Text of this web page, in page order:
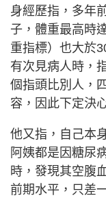
身經歷指，多年
子，體重最高時
重指標）也大於
有次見病人時，
個指頭比別人，
容，因此下定決
他又指，自己本
阿姨都是因糖尿
時，發現其空腹
前期水平，只差